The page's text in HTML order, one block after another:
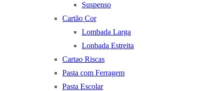
Suspenso
Cartão Cor
Lombada Larga
Lonbada Estreita
Cartao Riscas
Pasta com Ferragem
Pasta Escolar